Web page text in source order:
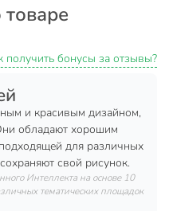
блюд, закусок или
подстановочной тарелки,
посудомоечных
плотная керамика
температур, что
еду в СВЧ и мыть
режиме без потери
получить бонусы за отзывы?
и красивым дизайном,
обладают хорошим
для различных
свой рисунок.
Интеллекта на основе 10
тематических площадок